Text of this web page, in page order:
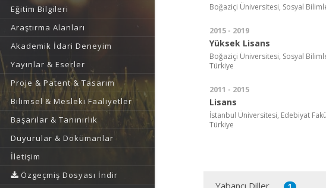
Eğitim Bilgileri
Araştırma Alanları
Akademik İdari Deneyim
Yayınlar & Eserler
Proje & Patent & Tasarım
Bilimsel & Mesleki Faaliyetler
Başarılar & Tanınırlık
Duyurular & Dokümanlar
İletişim
Özgeçmiş Dosyası İndir
Boğaziçi Üniversitesi, Sosyal
2015 - 2019
Yüksek Lisans
Boğaziçi Üniversitesi, Sosyal
Türkiye
2011 - 2015
Lisans
İstanbul Üniversitesi, Edebiyat
Türkiye
Yabancı Diller